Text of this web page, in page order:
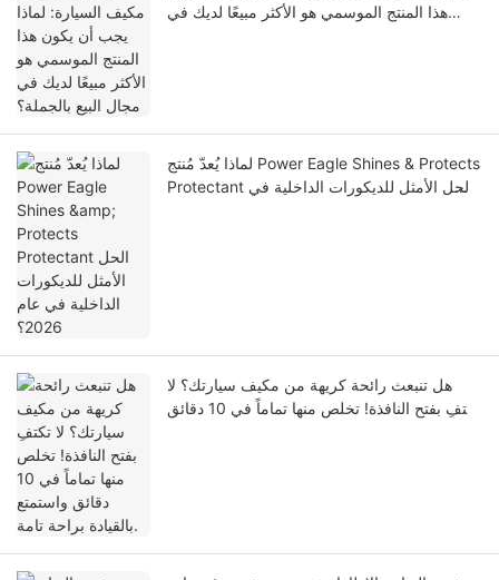
هذا المنتج الموسمي هو الأكثر مبيعًا لديك في
لماذا يُعدّ مُنتج Power Eagle Shines & Protects
Protectant الحل الأمثل للديكورات الداخلية في
هل تنبعث رائحة كريهة من مكيف سيارتك؟ لا
تكتفِ بفتح النافذة! تخلص منها تماماً في 10 دقائق